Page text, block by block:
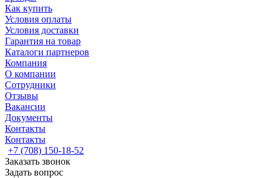
Как купить
Условия оплаты
Условия доставки
Гарантия на товар
Каталоги партнеров
Компания
О компании
Сотрудники
Отзывы
Вакансии
Документы
Контакты
Контакты
+7 (708) 150-18-52
Заказать звонок
Задать вопрос